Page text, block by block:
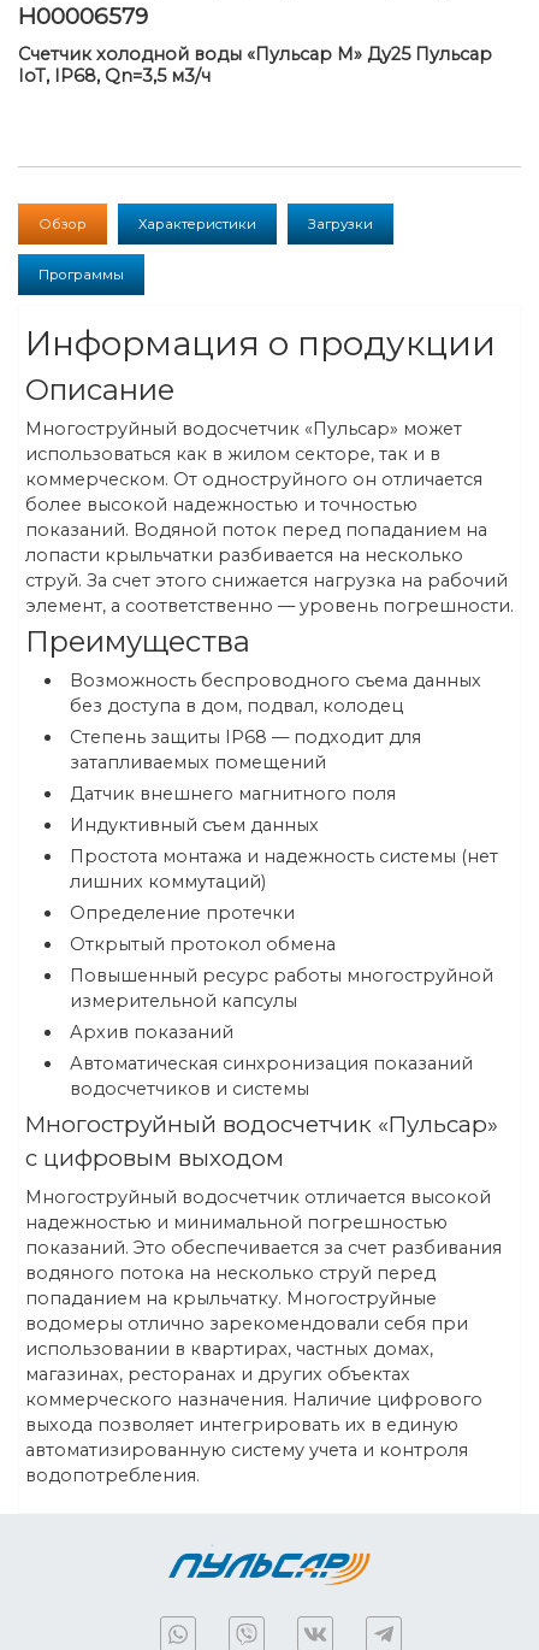
Н00006579
Счетчик холодной воды «Пульсар М» Ду25 Пульсар
IoT, IP68, Qn=3,5 м3/ч
Обзор Характеристики Загрузки
Программы
Информация о продукции
Описание
Многоструйный водосчетчик «Пульсар» может
использоваться как в жилом секторе, так и в
коммерческом. От одноструйного он отличается
более высокой надежностью и точностью
показаний. Водяной поток перед попаданием на
лопасти крыльчатки разбивается на несколько
струй. За счет этого снижается нагрузка на рабочий
элемент, а соответственно — уровень погрешности.
Преимущества
Возможность беспроводного съема данных
без доступа в дом, подвал, колодец
Степень защиты IP68 — подходит для
затапливаемых помещений
Датчик внешнего магнитного поля
Индуктивный съем данных
Простота монтажа и надежность системы (нет
лишних коммутаций)
Определение протечки
Открытый протокол обмена
Повышенный ресурс работы многоструйной
измерительной капсулы
Архив показаний
Автоматическая синхронизация показаний
водосчетчиков и системы
Многоструйный водосчетчик «Пульсар»
с цифровым выходом
Многоструйный водосчетчик отличается высокой
надежностью и минимальной погрешностью
показаний. Это обеспечивается за счет разбивания
водяного потока на несколько струй перед
попаданием на крыльчатку. Многоструйные
водомеры отлично зарекомендовали себя при
использовании в квартирах, частных домах,
магазинах, ресторанах и других объектах
коммерческого назначения. Наличие цифрового
выхода позволяет интегрировать их в единую
автоматизированную систему учета и контроля
водопотребления.